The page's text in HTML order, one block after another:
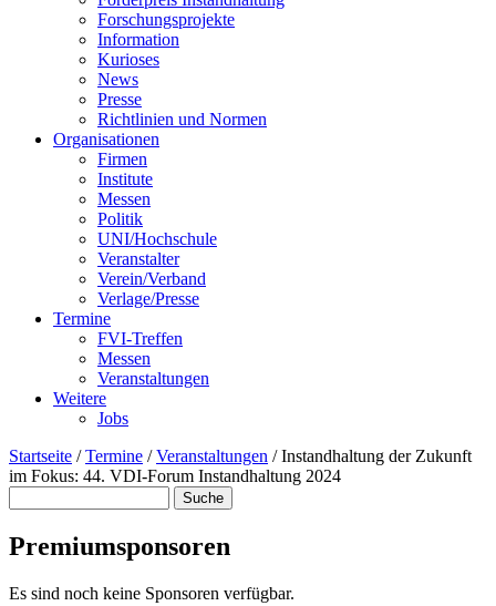
Forschungsprojekte
Information
Kurioses
News
Presse
Richtlinien und Normen
Organisationen
Firmen
Institute
Messen
Politik
UNI/Hochschule
Veranstalter
Verein/Verband
Verlage/Presse
Termine
FVI-Treffen
Messen
Veranstaltungen
Weitere
Jobs
Startseite /Termine /Veranstaltungen /Instandhaltung der Zukunft
im Fokus: 44. VDI-Forum Instandhaltung 2024
Premiumsponsoren
Es sind noch keine Sponsoren verfügbar.